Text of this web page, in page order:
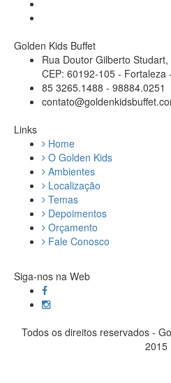
Golden Kids Buffet
Rua Doutor Gilberto
CEP: 60192-105 - Fortaleza
85 3265.1488 - 98884.0251
Links
Home
O Golden Kids
Ambientes
Localização
Temas
Depoimentos
Orçamento
Fale Conosco
Siga-nos na Web
Todos os direitos reservados -
2015